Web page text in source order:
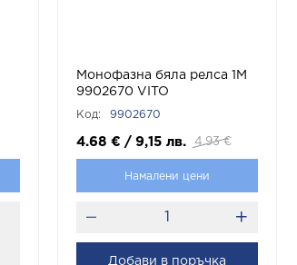
Монофазна бяла релса 1М
9902670 VITO
Код: 9902670
4.68 € / 9,15 лв. 4.93 €
Намалени цени
Добави в поръчка